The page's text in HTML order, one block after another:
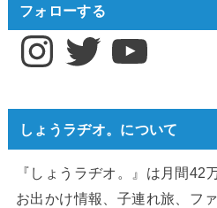
フォローする
InstagramTwitter YouTube
しょうラヂオ。について
『しょうラヂオ。』は月間42
お出かけ情報、子連れ旅、フ